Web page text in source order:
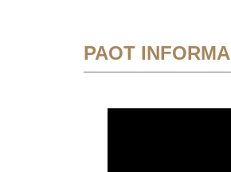
PAOT INFORMA